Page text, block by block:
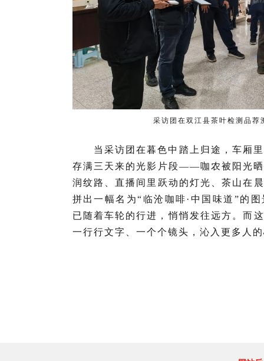
采访团在双江县茶叶检测品荐
当采访团在暮色中踏上归途，车厢
存满三天来的光影片段——咖农被阳光
润纹路、直播间里跃动的灯光、茶山
拼出一幅名为“临沧咖啡·中国味道”的
已随着车轮的行进，悄悄发往远方。而
一行行文字、一个个镜头，沁入更多人